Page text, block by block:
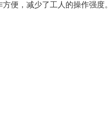
便，减少了工人的操作强度。